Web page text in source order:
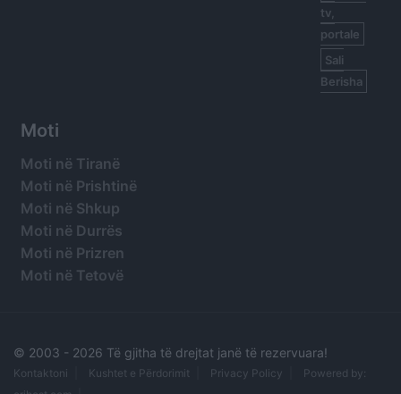
tv,
portale
Sali
Berisha
Moti
Moti në Tiranë
Moti në Prishtinë
Moti në Shkup
Moti në Durrës
Moti në Prizren
Moti në Tetovë
© 2003 - 2026 Të gjitha të drejtat janë të rezervuara!
Kontaktoni Kushtet e Përdorimit Privacy Policy
Powered by: